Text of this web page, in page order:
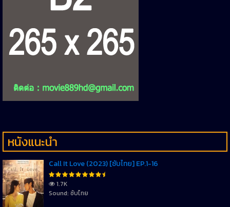
หนังแนะนำ
Call It Love (2023) [ซับไทย] EP.1-16
1.7K
Sound: ซับไทย